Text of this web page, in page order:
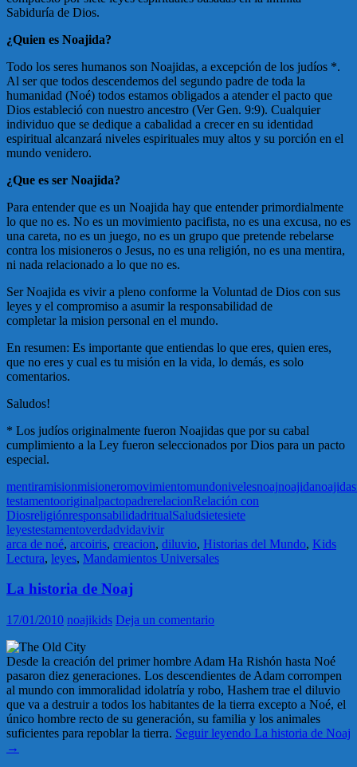
Sabiduría de Dios.
¿Quien es Noajida?
Todo los seres humanos son Noajidas, a excepción de los judíos *.
Al ser que todos descendemos del segundo padre de toda la
humanidad (Noé) todos estamos obligados a atender el pacto que
Dios estableció con nuestro ancestro (Ver Gen. 9:9). Cualquier
individuo que se dedique a cabalidad a crecer en su identidad
espiritual alcanzará niveles espirituales muy altos y su porción en el
mundo venidero.
¿Que es ser Noajida?
Para entender que es un Noajida hay que entender primordialmente
lo que no es. No es un movimiento pacifista, no es una excusa, no es
una careta, no es un juego, no es un grupo que pretende rebelarse
contra los misioneros o Jesus, no es una religión, no es una mentira,
ni nada relacionado a lo que no es.
Ser Noajida es vivir a pleno conforme la Voluntad de Dios con sus
leyes y el compromiso a asumir la responsabilidad de
completar la mision personal en el mundo.
En resumen: Es importante que entiendas lo que eres, quien eres,
que no eres y cual es tu misión en la vida, lo demás, es solo
comentarios.
Saludos!
* Los judíos originalmente fueron Noajidas que por su cabal
cumplimiento a la Ley fueron seleccionados por Dios para un pacto
especial.
mentiramisionmisioneromovimientomundonivelesnoajnoajidanoajidas
testamentooriginalpactopadrerelacionRelación con
DiosreligiónresponsabilidadritualSaludsietesiete
leyestestamentoverdadvidavivir
arca de noé, arcoiris, creacion, diluvio, Historias del Mundo, Kids
Lectura, leyes, Mandamientos Universales
La historia de Noaj
17/01/2010 noajikids Deja un comentario
Desde la creación del primer hombre Adam Ha Rishón hasta Noé
pasaron diez generaciones. Los descendientes de Adam corrompen
al mundo con immoralidad idolatría y robo, Hashem trae el diluvio
que va a destruir a todos los habitantes de la tierra excepto a Noé, el
único hombre recto de su generación, su familia y los animales
suficientes para repoblar la tierra. Seguir leyendo La historia de Noaj
→